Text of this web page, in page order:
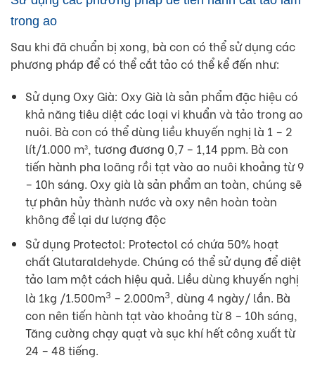
trong ao
Sau khi đã chuẩn bị xong, bà con có thể sử dụng các
phương pháp để có thể cắt tảo có thể kể đến như:
Sử dụng Oxy Già: Oxy Già là sản phẩm đặc hiệu có
khả năng tiêu diệt các loại vi khuẩn và tảo trong ao
nuôi. Bà con có thể dùng liều khuyến nghị là 1 – 2
lít/1.000 m³, tương đương 0,7 – 1,14 ppm. Bà con
tiến hành pha loãng rồi tạt vào ao nuôi khoảng từ 9
– 10h sáng. Oxy già là sản phẩm an toàn, chúng sẽ
tự phân hủy thành nước và oxy nên hoàn toàn
không để lại dư lượng độc
Sử dụng Protectol: Protectol có chứa 50% hoạt
chất Glutaraldehyde. Chúng có thể sử dụng để diệt
tảo lam một cách hiệu quả. Liều dùng khuyến nghị
là 1kg /1.500m3 – 2.000m3, dùng 4 ngày/ lần. Bà
con nên tiến hành tạt vào khoảng từ 8 – 10h sáng,
Tăng cường chạy quạt và sục khí hết công xuất từ
24 – 48 tiếng.